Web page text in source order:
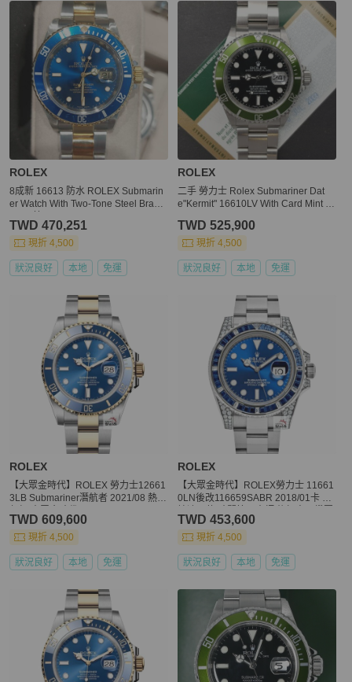
ROLEX
8成新 16613 防水 ROLEX Submarin
er Watch With Two-Tone Steel Bracel
TWD 470,251
現折 4,500
狀況良好 本地 免運
ROLEX
二手 勞力士 Rolex Submariner Dat
e"Kermit" 16610LV With Card Mint co
TWD 525,900
現折 4,500
狀況良好 本地 免運
ROLEX
【大眾金時代】ROLEX 勞力士12661
3LB Submariner潛航者 2021/08 熱門
TWD 609,600
現折 4,500
狀況良好 本地 免運
ROLEX
【大眾金時代】ROLEX勞力士 11661
0LN後改116659SABR 2018/01卡 精
鑽腳 大眾金時代B1498
TWD 453,600
現折 4,500
狀況良好 本地 免運